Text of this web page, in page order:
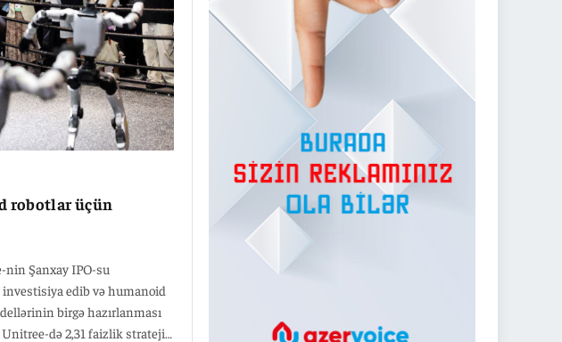
robotlar üçün
Şanxay IPO-su
edib və humanoid
birgə hazırlanması
Unitree-də 2,31 faizlik strateji